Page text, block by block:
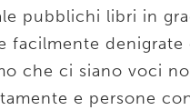
pubblichi libri in
facilmente
che ci siano voci
e persone